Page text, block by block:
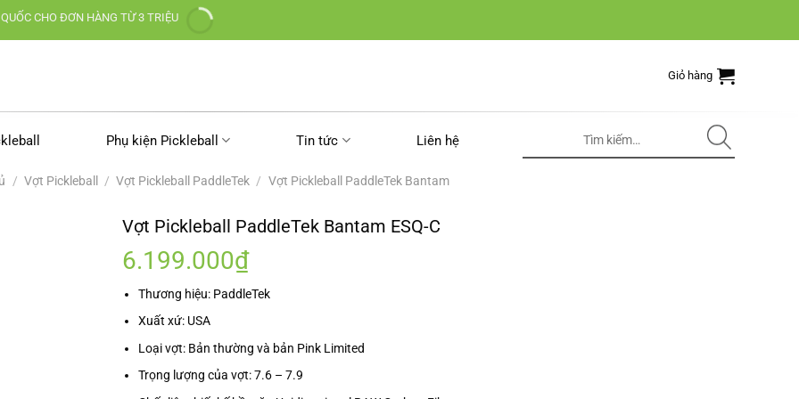
CHO ĐƠN HÀNG TỪ 3 TRIỆU
Giỏ hàng
Phụ kiện Pickleball Tin tức Liên hệ
/ Vợt Pickleball / Vợt Pickleball PaddleTek / Vợt Pickleball PaddleTek Bantam
Vợt Pickleball PaddleTek Bantam ESQ-C
6.199.000₫
Thương hiệu: PaddleTek
Xuất xứ: USA
Loại vợt: Bản thường và bản Pink Limited
Trọng lượng của vợt: 7.6 – 7.9